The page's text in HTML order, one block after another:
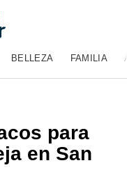
BELLEZA FAMILIA
para
en San